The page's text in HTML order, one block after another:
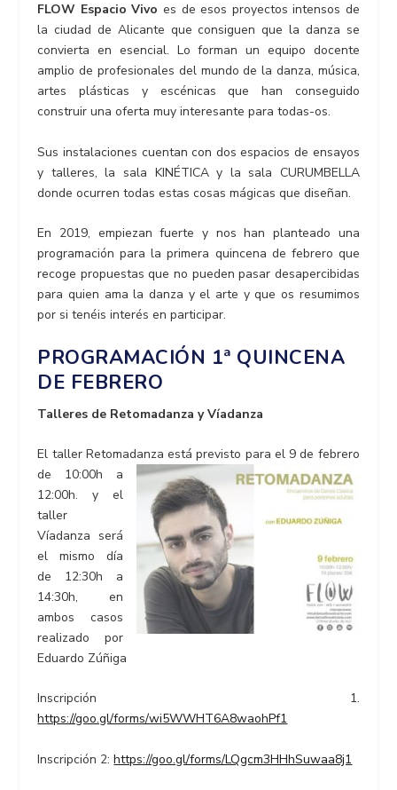
FLOW Espacio Vivo es de esos proyectos intensos de
la ciudad de Alicante que consiguen que la danza se
convierta en esencial. Lo forman un equipo docente
amplio de profesionales del mundo de la danza, música,
artes plásticas y escénicas que han conseguido
construir una oferta muy interesante para todas-os.
Sus instalaciones cuentan con dos espacios de ensayos
y talleres, la sala KINÉTICA y la sala CURUMBELLA
donde ocurren todas estas cosas mágicas que diseñan.
En 2019, empiezan fuerte y nos han planteado una
programación para la primera quincena de febrero que
recoge propuestas que no pueden pasar desapercibidas
para quien ama la danza y el arte y que os resumimos
por si tenéis interés en participar.
PROGRAMACIÓN 1ª QUINCENA
DE FEBRERO
Talleres de Retomadanza y Víadanza
El taller Retomadanza está previsto para el 9 de febrero
de 10:00h a
12:00h. y el
taller
Víadanza será
el mismo día
de 12:30h a
14:30h, en
ambos casos
realizado por
Eduardo Zúñiga
Inscripción 1.
https://goo.gl/forms/wi5WWHT6A8waohPf1
Inscripción 2:https://goo.gl/forms/LQgcm3HHhSuwaa8j1